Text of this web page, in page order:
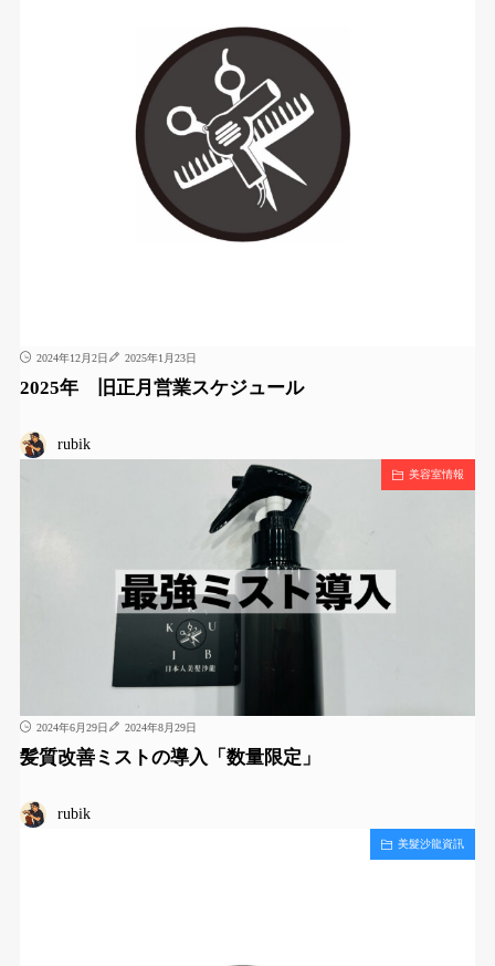
2024年12月2日 2025年1月23日
2025年 旧正月営業スケジュール
rubik
美容室情報
2024年6月29日 2024年8月29日
髪質改善ミストの導入「数量限定」
rubik
美髮沙龍資訊